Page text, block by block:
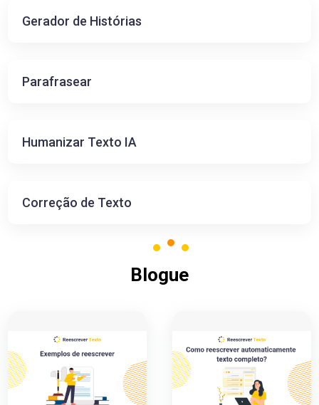
Gerador de Histórias
Parafrasear
Humanizar Texto IA
Correção de Texto
Blogue